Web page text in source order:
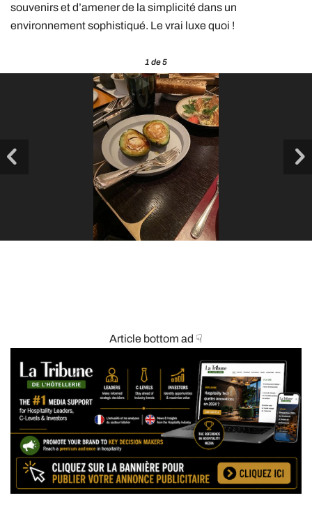
souvenirs et d’amener de la simplicité dans un
environnement sophistiqué. Le vrai luxe quoi !
1 de 5
Article bottom ad ☟